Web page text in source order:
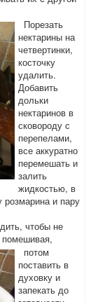
Порезать
нектарины на
четвертинки,
косточку
удалить.
Добавить
дольки
нектаринов в
сковороду с
перепелами,
все аккуратно
перемешать и
залить
жидкостью, в
розмарина и пару
чтобы не
помешивая,
потом
поставить в
духовку и
запекать до